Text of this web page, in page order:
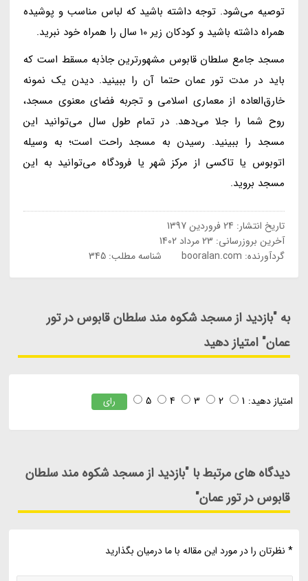
توصیه می‌شود. توجه داشته باشید که لباس مناسب و پوشیده
همراه داشته باشید و کودکان زیر 10 سال را همراه خود نبرید.
مسجد جامع سلطان قابوس مشهورترین جاذبه مسقط است که
باید در مدت تور عمان حتما آن را ببینید. دیدن یک نمونه
خارق‌العاده از معماری اسلامی و تجربه فضای معنوی مسجد،
روح شما را جلا می‌دهد. در تمام طول سال می‌توانید این
مسجد را ببینید. رسیدن به مسجد راحت است؛ به وسیله
اتوبوس یا تاکسی از مرکز شهر یا فرودگاه می‌توانید به این
مسجد بروید.
تاریخ انتشار: 24 فروردین 1397
آخرین بروزرسانی: 23 مرداد 1402
گردآورنده: booralan.com شناسه مطلب: 345
به "بازدید از مسجد شکوه مند سلطان قابوس در تور
عمان" امتیاز دهید
امتیاز دهید: 1
2
3
4
5 رای
دیدگاه های مرتبط با "بازدید از مسجد شکوه مند سلطان
قابوس در تور عمان"
* نظرتان را در مورد این مقاله با ما درمیان بگذارید